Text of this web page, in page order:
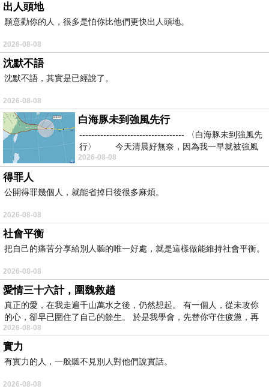
出人頭地
願意勸你的人，很多是怕你比他們更快出人頭地。
2026-08-08
沈默不語
沈默不語，其實是已經說了。
2026-08-08
白海豚未到強風先行
----------------------------------- 〈白海豚未到強風先
行〉 今天清晨好無奈，因為我一早就被強風
2026-08-08
得罪人
公開得罪幾個人，就能省掉日後很多麻煩。
2026-08-08
社會平衡
把自己的痛苦分享給別人聽的唯一好處，就是這樣做能維持社會平衡。
2026-08-08
愛情三十六計，圍魏救趙
真正的愛，在我走遍千山萬水之後，仍然想起。 有一個人，從未攻你
的心，卻早已圍住了自己的餘生。 於是我學會，先替你守住疲憊，再
2026-08-08
實力
有實力的人，一般聽不見別人對他們說實話。
2026-08-08